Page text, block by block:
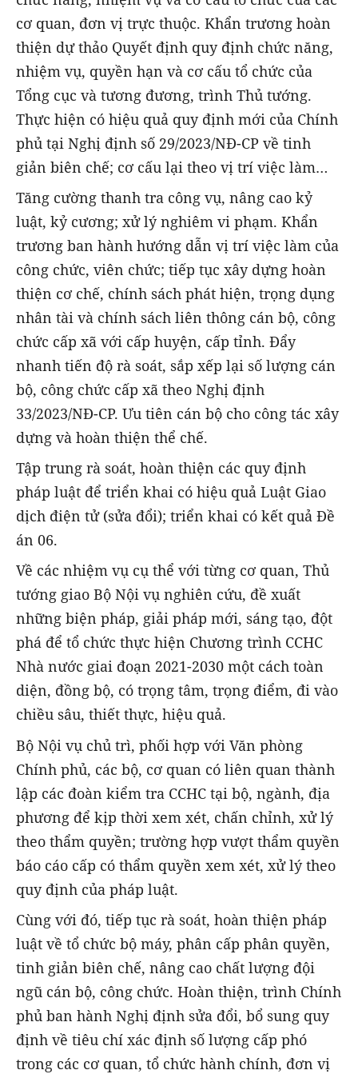
cơ quan, đơn vị trực thuộc. Khẩn trương hoàn
thiện dự thảo Quyết định quy định chức năng,
nhiệm vụ, quyền hạn và cơ cấu tổ chức của
Tổng cục và tương đương, trình Thủ tướng.
Thực hiện có hiệu quả quy định mới của Chính
phủ tại Nghị định số 29/2023/NĐ-CP về tinh
giản biên chế; cơ cấu lại theo vị trí việc làm…
Tăng cường thanh tra công vụ, nâng cao kỷ
luật, kỷ cương; xử lý nghiêm vi phạm. Khẩn
trương ban hành hướng dẫn vị trí việc làm của
công chức, viên chức; tiếp tục xây dựng hoàn
thiện cơ chế, chính sách phát hiện, trọng dụng
nhân tài và chính sách liên thông cán bộ, công
chức cấp xã với cấp huyện, cấp tỉnh. Đẩy
nhanh tiến độ rà soát, sắp xếp lại số lượng cán
bộ, công chức cấp xã theo Nghị định
33/2023/NĐ-CP. Ưu tiên cán bộ cho công tác xây
dựng và hoàn thiện thể chế.
Tập trung rà soát, hoàn thiện các quy định
pháp luật để triển khai có hiệu quả Luật Giao
dịch điện tử (sửa đổi); triển khai có kết quả Đề
án 06.
Về các nhiệm vụ cụ thể với từng cơ quan, Thủ
tướng giao Bộ Nội vụ nghiên cứu, đề xuất
những biện pháp, giải pháp mới, sáng tạo, đột
phá để tổ chức thực hiện Chương trình CCHC
Nhà nước giai đoạn 2021-2030 một cách toàn
diện, đồng bộ, có trọng tâm, trọng điểm, đi vào
chiều sâu, thiết thực, hiệu quả.
Bộ Nội vụ chủ trì, phối hợp với Văn phòng
Chính phủ, các bộ, cơ quan có liên quan thành
lập các đoàn kiểm tra CCHC tại bộ, ngành, địa
phương để kịp thời xem xét, chấn chỉnh, xử lý
theo thẩm quyền; trường hợp vượt thẩm quyền
báo cáo cấp có thẩm quyền xem xét, xử lý theo
quy định của pháp luật.
Cùng với đó, tiếp tục rà soát, hoàn thiện pháp
luật về tổ chức bộ máy, phân cấp phân quyền,
tinh giản biên chế, nâng cao chất lượng đội
ngũ cán bộ, công chức. Hoàn thiện, trình Chính
phủ ban hành Nghị định sửa đổi, bổ sung quy
định về tiêu chí xác định số lượng cấp phó
trong các cơ quan, tổ chức hành chính, đơn vị